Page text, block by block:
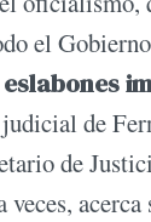
el
de
de